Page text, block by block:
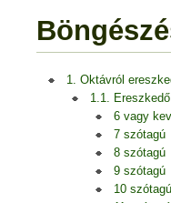
1. Oktávról
1.1.
6 vagy
7 szótagú
8 szótagú
9 szótagú
10 szótagú